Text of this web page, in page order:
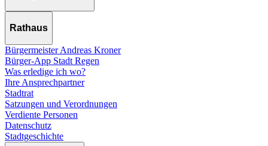
Rathaus
Bürgermeister Andreas Kroner
Bürger-App Stadt Regen
Was erledige ich wo?
Ihre Ansprechpartner
Stadtrat
Satzungen und Verordnungen
Verdiente Personen
Datenschutz
Stadtgeschichte